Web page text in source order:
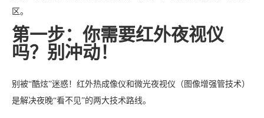
区。
第一步：你需要红外夜视仪
吗？别冲动！
别被“酷炫”迷惑！红外热成像仪和微光夜视仪（图像增强管技术）
是解决夜晚“看不见”的两大技术路线。